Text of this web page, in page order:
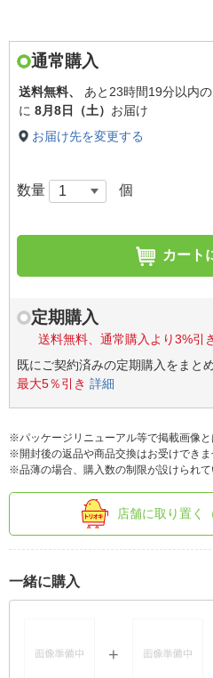
通常購入
送料無料、 あと 23時間19分以内
に 8月8日（土） お届け
お届け先を変更する
数量 個
カート
定期購入
送料無料、通常購入より3%引
既にご契約済みの定期購入をまと
最大5％引き 詳細
※パッケージリニューアル等で掲載画像
※開封後の返品や商品交換はお受けできま
※品薄の場合、購入数の制限が設けられ
店舗に取り置く
一緒に購入